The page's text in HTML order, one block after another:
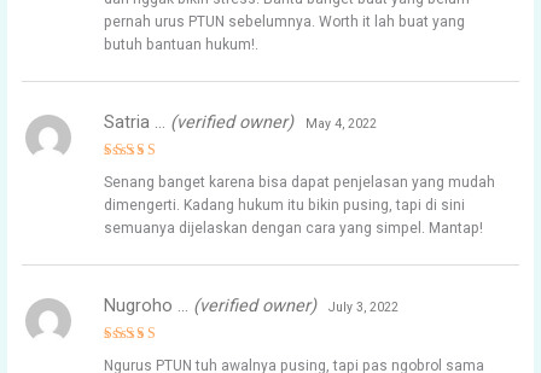
pernah urus PTUN sebelumnya. Worth it lah buat yang
butuh bantuan hukum!.
4
out of 5
Satria … (verified owner) May 4, 2022
Senang banget karena bisa dapat penjelasan yang mudah
dimengerti. Kadang hukum itu bikin pusing, tapi di sini
semuanya dijelaskan dengan cara yang simpel. Mantap!
Nugroho … (verified owner) July 3, 2022
Ngurus PTUN tuh awalnya pusing, tapi pas ngobrol sama